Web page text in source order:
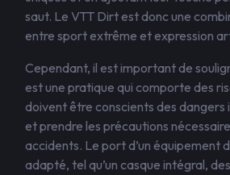
saut. Le VTT Dirt est donc une
entre sport extrême et expression
Cependant, il est important de
est une pratique qui comporte des
doivent être conscients des dangers
et prendre les précautions
accidents. Le port d’un équipement
adapté, tel qu’un casque intégral,